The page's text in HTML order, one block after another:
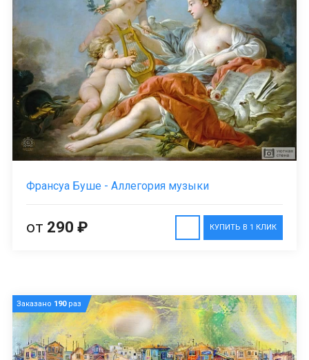
Франсуа Буше - Аллегория музыки
КУПИТЬ В 1 КЛИК
от 290 ₽
Заказано 190раз